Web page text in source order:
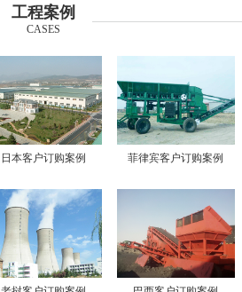
工程案例
CASES
日本客户订购案例 菲律宾客户订购案例